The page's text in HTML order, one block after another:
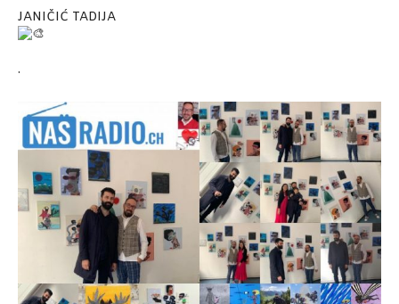
JANIČIĆ TADIJA
.